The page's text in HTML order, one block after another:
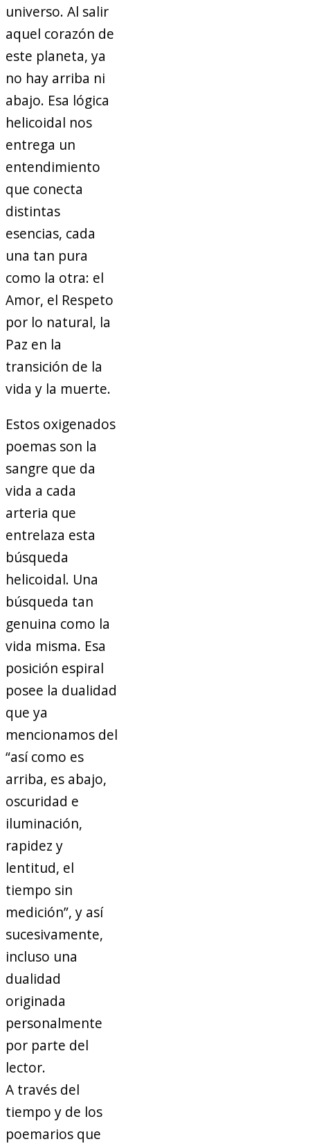
universo. Al salir
aquel corazón de
este planeta, ya
no hay arriba ni
abajo. Esa lógica
helicoidal nos
entrega un
entendimiento
que conecta
distintas
esencias, cada
una tan pura
como la otra: el
Amor, el Respeto
por lo natural, la
Paz en la
transición de la
vida y la muerte.
Estos oxigenados
poemas son la
sangre que da
vida a cada
arteria que
entrelaza esta
búsqueda
helicoidal. Una
búsqueda tan
genuina como la
vida misma. Esa
posición espiral
posee la dualidad
que ya
mencionamos del
“así como es
arriba, es abajo,
oscuridad e
iluminación,
rapidez y
lentitud, el
tiempo sin
medición”, y así
sucesivamente,
incluso una
dualidad
originada
personalmente
por parte del
lector.
A través del
tiempo y de los
poemarios que